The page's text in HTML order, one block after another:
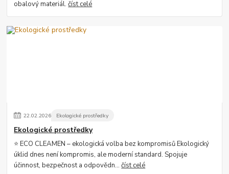
obalový materiál.číst celé
22.02.2026 Ekologické prostředky
Ekologické prostředky
⭐ ECO CLEAMEN – ekologická volba bez kompromisů Ekologický
úklid dnes není kompromis, ale moderní standard. Spojuje
účinnost, bezpečnost a odpovědn...číst celé